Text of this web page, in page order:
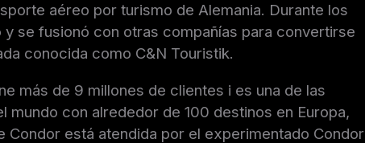
aéreo por turismo de Alemania. Durante los
se fusionó con otras compañías para convertirse
conocida como C&N Touristik.
más de 9 millones de clientes i es una de las
mundo con alrededor de 100 destinos en Europa,
Condor está atendida por el experimentado Condor